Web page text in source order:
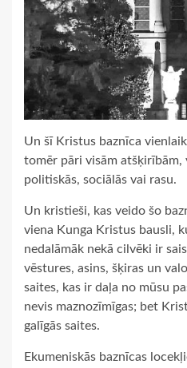
Un šī Kristus baznīca
tomēr pāri visām atšķirībām,
politiskās, sociālās vai rasu.
Un kristieši, kas veido šo
viena Kunga Kristus bausli,
nedalāmāk nekā cilvēki ir
vēstures, asins, šķiras un
saites, kas ir daļa no mūsu
nevis maznozīmīgas; bet
galīgās saites.
Ekumeniskās baznīcas